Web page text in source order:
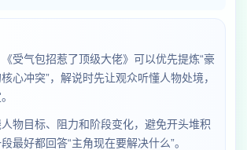
受气包招惹了顶级大佬》可以优先提炼“豪
心冲突”，解说时先让观众听懂人物处境，
物目标、阻力和阶段变化，避免开头堆积
最好都回答“主角现在要解决什么”。